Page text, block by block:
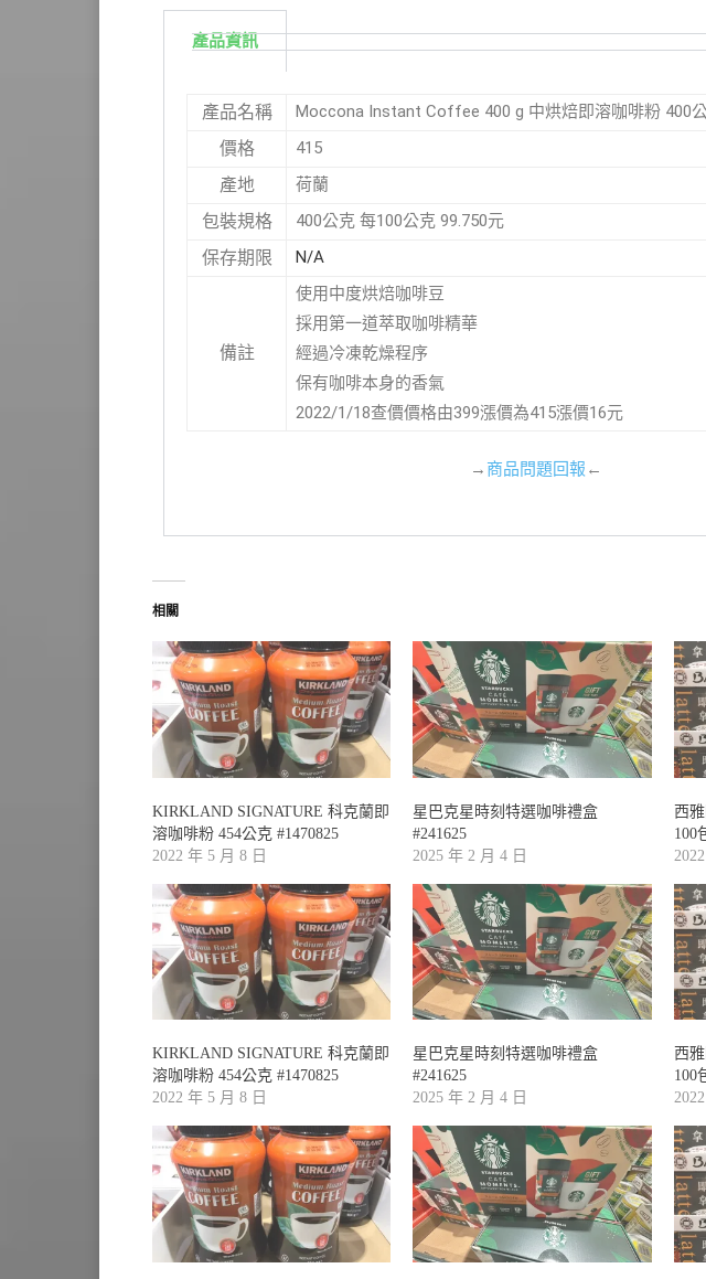
產品資訊
產品名稱 Moccona Instant Coffee 400 g 中烘焙即溶咖啡粉 400
價格 415
產地 荷蘭
包裝規格 400公克 每100公克 99.750元
保存期限 N/A
備註
使用中度烘焙咖啡豆
採用第一道萃取咖啡精華
經過冷凍乾燥程序
保有咖啡本身的香氣
2022/1/18查價價格由399漲價為415漲價16元
→ 商品問題回報 ←
相關
KIRKLAND SIGNATURE 科克蘭即
溶咖啡粉 454公克 #1470825
2022 年 5 月 8 日
星巴克星時刻特選咖啡禮盒
#241625
2025 年 2 月 4 日
西
100
KIRKLAND SIGNATURE 科克蘭即
溶咖啡粉 454公克 #1470825
2022 年 5 月 8 日
星巴克星時刻特選咖啡禮盒
#241625
2025 年 2 月 4 日
西
100